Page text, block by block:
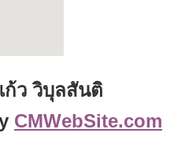
ว วิบุลสันติ
CMWebSite.com